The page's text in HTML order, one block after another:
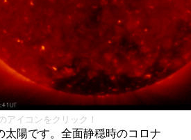
アイコンをクリック！
太陽です。全面静穏時のコロナ